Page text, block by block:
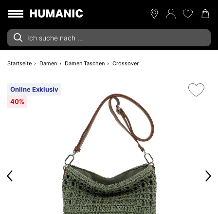
Startseite Damen Damen Taschen Crossover
Online Exklusiv
40%